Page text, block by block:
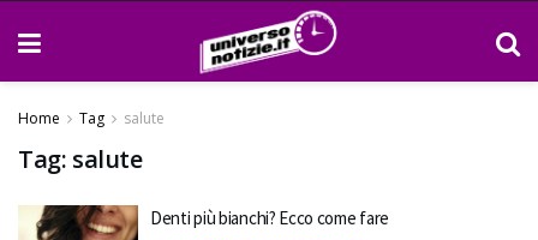
Home Tag salute
Tag: salute
Denti più bianchi? Ecco come fare